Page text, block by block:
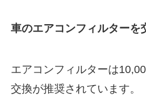
車のエアコンフィルターを
エアコンフィルターは
交換が推奨されています。